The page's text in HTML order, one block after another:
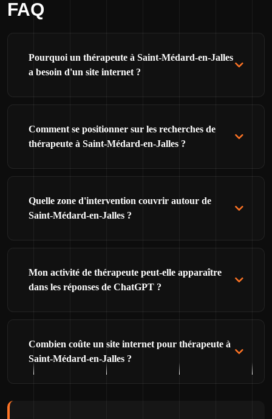
FAQ
Pourquoi un thérapeute à Saint-Médard-en-Jalles
a besoin d'un site internet ?
Comment se positionner sur les recherches de
thérapeute à Saint-Médard-en-Jalles ?
Quelle zone d'intervention couvrir autour de
Saint-Médard-en-Jalles ?
Mon activité de thérapeute peut-elle apparaître
dans les réponses de ChatGPT ?
Combien coûte un site internet pour thérapeute à
Saint-Médard-en-Jalles ?